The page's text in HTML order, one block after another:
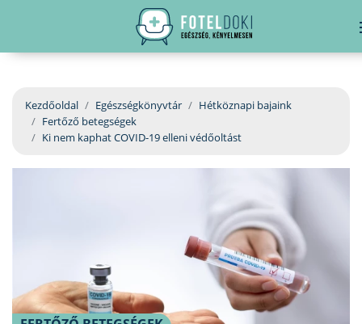
EGÉSZSÉGKÖNYVTÁR
BETEGSÉGKALAUZ
ÜGYELETKERESŐ
hirdetés
Kezdőoldal Egészségkönyvtár
Hétköznapi bajaink
Fertőző betegségek
Ki nem kaphat COVID-19 elleni védőoltást